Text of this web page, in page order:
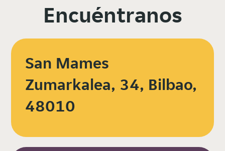
Encuéntranos
San Mames
Zumarkalea, 34, Bilbao,
48010